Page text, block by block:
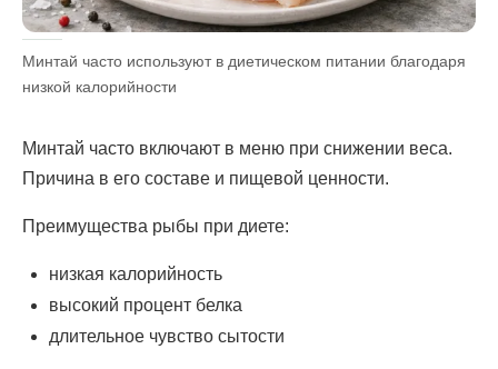
Минтай часто используют в диетическом питании благодаря
низкой калорийности
Минтай часто включают в меню при снижении веса.
Причина в его составе и пищевой ценности.
Преимущества рыбы при диете:
низкая калорийность
высокий процент белка
длительное чувство сытости